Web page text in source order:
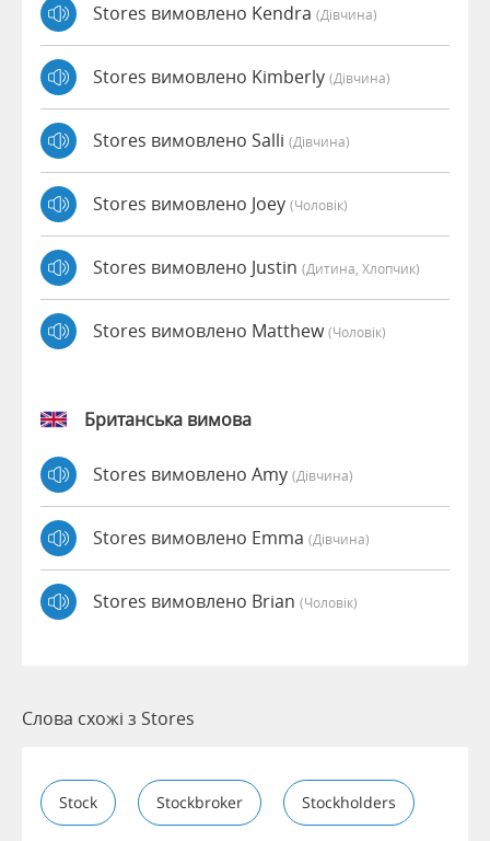
Stores вимовлено Kendra (дівчина)
Stores вимовлено Kimberly (дівчина)
Stores вимовлено Salli (дівчина)
Stores вимовлено Joey (чоловік)
Stores вимовлено Justin (дитина, Хлопчик)
Stores вимовлено Matthew(чоловік)
Британська вимова
Stores вимовлено Amy (дівчина)
Stores вимовлено Emma (дівчина)
Stores вимовлено Brian (чоловік)
Слова схожі з Stores
Stock Stockbroker Stockholders